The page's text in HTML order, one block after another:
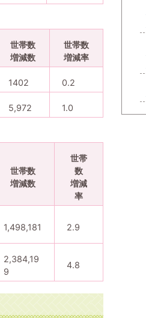
世帯数
増減数
世帯数
増減率
1402 0.2
5,972 1.0
世帯数
増減数
世帯
数
増減
率
1,498,181 2.9
2,384,19
9
4.8